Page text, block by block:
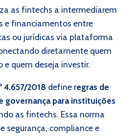
as fintechs a intermediarem
e financiamentos entre
ou jurídicas via plataforma
diretamente quem
e quem deseja investir.
4.657/2018 define regras de
governança para instituições
as fintechs. Essa norma
segurança, compliance e